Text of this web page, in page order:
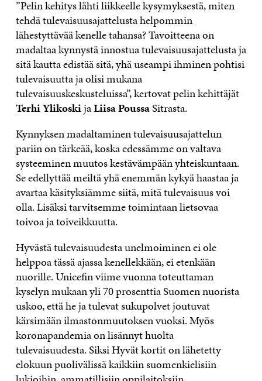
”Pelin kehitys lähti liikkeelle kysymyksestä, miten
tehdä tulevaisuusajattelusta helpommin
lähestyttävää kenelle tahansa? Tavoitteena on
madaltaa kynnystä innostua tulevaisuusajattelusta ja
sitä kautta edistää sitä, yhä useampi ihminen pohtisi
tulevaisuutta ja olisi mukana
tulevaisuuskeskusteluissa”, kertovat pelin kehittäjät
Terhi YlikoskijaLiisa PoussaSitrasta.
Kynnyksen madaltaminen tulevaisuusajattelun
pariin on tärkeää, koska edessämme on valtava
systeeminen muutos kestävämpään yhteiskuntaan.
Se edellyttää meiltä yhä enemmän kykyä haastaa ja
avartaa käsityksiämme siitä, mitä tulevaisuus voi
olla. Lisäksi tarvitsemme toimintaan lietsovaa
toivoa ja toiveikkuutta.
Hyvästä tulevaisuudesta unelmoiminen ei ole
helppoa tässä ajassa kenellekkään, ei etenkään
nuorille. Unicefin viime vuonna toteuttaman
kyselyn mukaan yli 70 prosenttia Suomen nuorista
uskoo, että he ja tulevat sukupolvet joutuvat
kärsimään ilmastonmuutoksen vuoksi. Myös
koronapandemia on lisännyt huolta
tulevaisuudesta. Siksi Hyvät kortit on lähetetty
elokuun puolivälissä kaikkiin suomenkielisiin